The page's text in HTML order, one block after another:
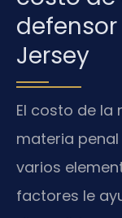
Jersey
El costo de la
materia penal
varios
factores le